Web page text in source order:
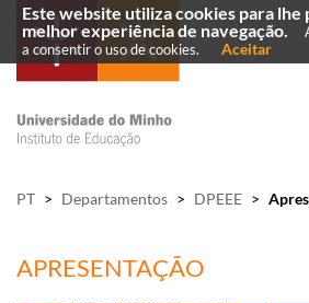
PT > Departamentos > DPEEE >
APRESENTAÇÃO
Este website utiliza cookies para
melhor experiência de navegação.
a consentir o uso de cookies.
Aceitar